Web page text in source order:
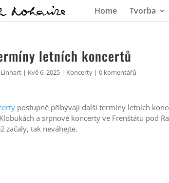
Home Tvorba
letních koncertů
| Kvě 6, 2025 | Koncerty |0 komentářů
postupně přibývají další termíny letních
a srpnové koncerty ve Frenštátu pod
začaly, tak neváhejte.